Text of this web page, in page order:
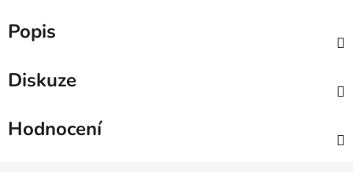
Popis
Diskuze
Hodnocení